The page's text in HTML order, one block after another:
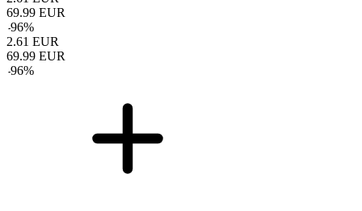
69.99 EUR
-96%
2.61 EUR
69.99 EUR
-96%